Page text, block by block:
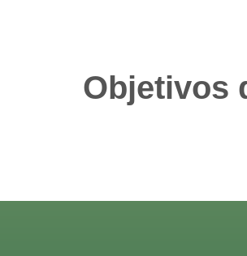
Objetivos